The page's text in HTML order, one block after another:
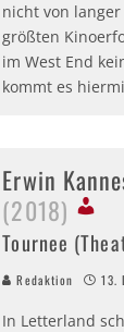
nicht von
größten
im West End
kommt es
Erwin
(2018)
Tournee
Redaktion 13.
In Letterland